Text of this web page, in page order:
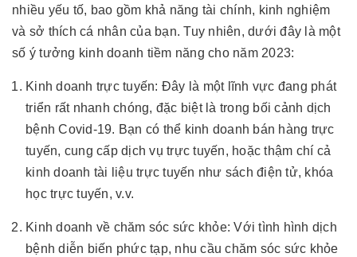
nhiều yếu tố, bao gồm khả năng tài chính, kinh nghiệm
và sở thích cá nhân của bạn. Tuy nhiên, dưới đây là một
số ý tưởng kinh doanh tiềm năng cho năm 2023:
Kinh doanh trực tuyến: Đây là một lĩnh vực đang phát
triển rất nhanh chóng, đặc biệt là trong bối cảnh dịch
bệnh Covid-19. Bạn có thể kinh doanh bán hàng trực
tuyến, cung cấp dịch vụ trực tuyến, hoặc thậm chí cả
kinh doanh tài liệu trực tuyến như sách điện tử, khóa
học trực tuyến, v.v.
Kinh doanh về chăm sóc sức khỏe: Với tình hình dịch
bệnh diễn biến phức tạp, nhu cầu chăm sóc sức khỏe